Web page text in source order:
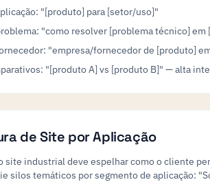
"[produto] para [setor/uso]"
"como resolver [problema técnico]
"empresa/fornecedor de [produto]
"[produto A] vs [produto B]" — alta
de Site por Aplicação
site industrial deve espelhar como o cliente
silos temáticos por segmento de aplicação: